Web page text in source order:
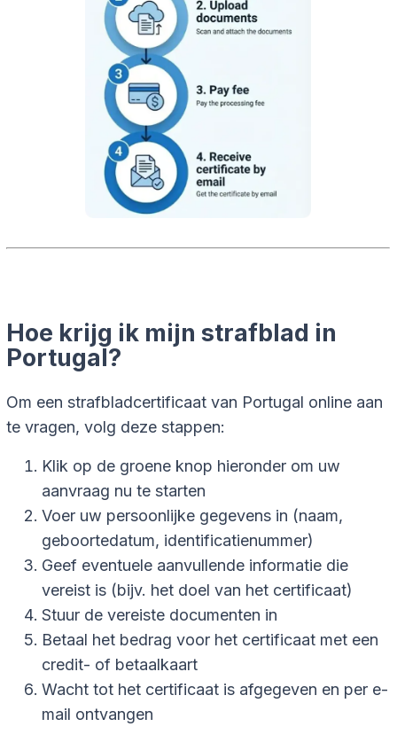
Hoe krijg ik mijn strafblad in
Portugal?
Om een strafbladcertificaat van Portugal online aan
te vragen, volg deze stappen:
Klik op de groene knop hieronder om uw
aanvraag nu te starten
Voer uw persoonlijke gegevens in (naam,
geboortedatum, identificatienummer)
Geef eventuele aanvullende informatie die
vereist is (bijv. het doel van het certificaat)
Stuur de vereiste documenten in
Betaal het bedrag voor het certificaat met een
credit- of betaalkaart
Wacht tot het certificaat is afgegeven en per e-
mail ontvangen